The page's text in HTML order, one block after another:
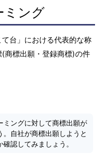
ミング
台」における代表的な称
商標出願・登録商標)の件
ミングに対して商標出願が
自社が商標出願しようと
認してみましょう。